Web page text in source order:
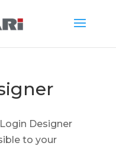
Designer
to your